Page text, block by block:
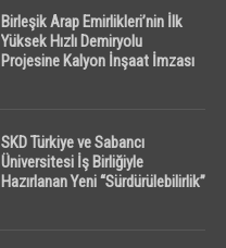
Birleşik Arap Emirlikleri’nin İlk
Yüksek Hızlı Demiryolu
Projesine Kalyon İnşaat İmzası
SKD Türkiye ve Sabancı
Üniversitesi İş Birliğiyle
Hazırlanan Yeni “Sürdürülebilirlik”